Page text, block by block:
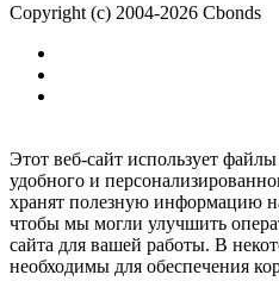
Copyright (c) 2004-2026 Cbonds
Этот веб-сайт использует
удобного и
хранят полезную информацию
чтобы мы могли улучшить
сайта для вашей работы. В
необходимы для обеспечения